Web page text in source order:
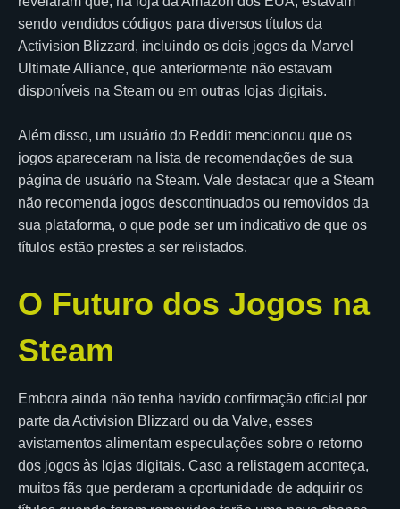
sendo vendidos códigos para diversos títulos da
Activision Blizzard, incluindo os dois jogos da Marvel
Ultimate Alliance, que anteriormente não estavam
disponíveis na Steam ou em outras lojas digitais.
Além disso, um usuário do Reddit mencionou que os
jogos apareceram na lista de recomendações de sua
página de usuário na Steam. Vale destacar que a Steam
não recomenda jogos descontinuados ou removidos da
sua plataforma, o que pode ser um indicativo de que os
títulos estão prestes a ser relistados.
O Futuro dos Jogos na
Steam
Embora ainda não tenha havido confirmação oficial por
parte da Activision Blizzard ou da Valve, esses
avistamentos alimentam especulações sobre o retorno
dos jogos às lojas digitais. Caso a relistagem aconteça,
muitos fãs que perderam a oportunidade de adquirir os